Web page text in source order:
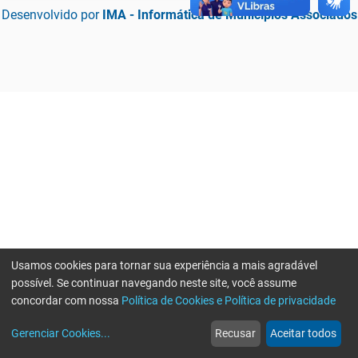
Desenvolvido por IMA - Informática de Municípios Associados
web
Notícias
more_horiz
Mais
Usamos cookies para tornar sua experiência a mais agradável
possível. Se continuar navegando neste site, você assume
concordar com nossa Política de Cookies e Política de privacidade
Gerenciar Cookies... Recusar Aceitar todos
Erro ao enviar informações, por favor tente novamente